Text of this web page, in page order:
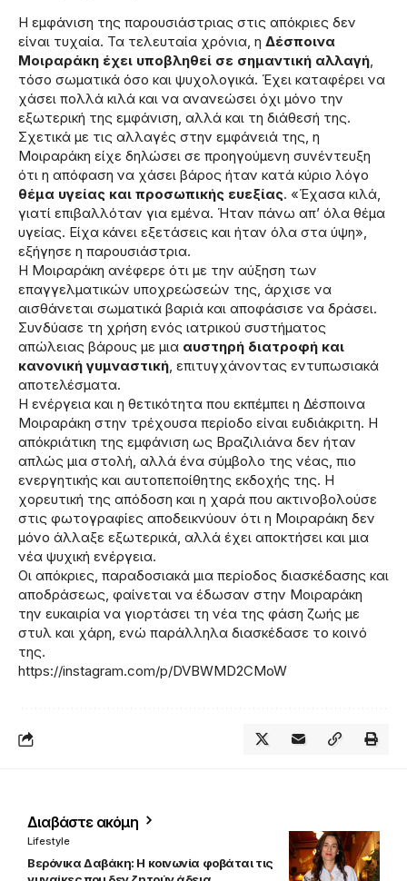
Η εμφάνιση της παρουσιάστριας στις απόκριες δεν
είναι τυχαία. Τα τελευταία χρόνια, η Δέσποινα
Μοιραράκη έχει υποβληθεί σε σημαντική αλλαγή,
τόσο σωματικά όσο και ψυχολογικά. Έχει καταφέρει να
χάσει πολλά κιλά και να ανανεώσει όχι μόνο την
εξωτερική της εμφάνιση, αλλά και τη διάθεσή της.
Σχετικά με τις αλλαγές στην εμφάνειά της, η
Μοιραράκη είχε δηλώσει σε προηγούμενη συνέντευξη
ότι η απόφαση να χάσει βάρος ήταν κατά κύριο λόγο
θέμα υγείας και προσωπικής ευεξίας. «Έχασα κιλά,
γιατί επιβαλλόταν για εμένα. Ήταν πάνω απ’ όλα θέμα
υγείας. Είχα κάνει εξετάσεις και ήταν όλα στα ύψη»,
εξήγησε η παρουσιάστρια.
Η Μοιραράκη ανέφερε ότι με την αύξηση των
επαγγελματικών υποχρεώσεών της, άρχισε να
αισθάνεται σωματικά βαριά και αποφάσισε να δράσει.
Συνδύασε τη χρήση ενός ιατρικού συστήματος
απώλειας βάρους με μια αυστηρή διατροφή και
κανονική γυμναστική, επιτυγχάνοντας εντυπωσιακά
αποτελέσματα.
Η ενέργεια και η θετικότητα που εκπέμπει η Δέσποινα
Μοιραράκη στην τρέχουσα περίοδο είναι ευδιάκριτη. Η
απόκριάτικη της εμφάνιση ως Βραζιλιάνα δεν ήταν
απλώς μια στολή, αλλά ένα σύμβολο της νέας, πιο
ενεργητικής και αυτοπεποίθητης εκδοχής της. Η
χορευτική της απόδοση και η χαρά που ακτινοβολούσε
στις φωτογραφίες αποδεικνύουν ότι η Μοιραράκη δεν
μόνο άλλαξε εξωτερικά, αλλά έχει αποκτήσει και μια
νέα ψυχική ενέργεια.
Οι απόκριες, παραδοσιακά μια περίοδος διασκέδασης και
αποδράσεως, φαίνεται να έδωσαν στην Μοιραράκη
την ευκαιρία να γιορτάσει τη νέα της φάση ζωής με
στυλ και χάρη, ενώ παράλληλα διασκέδασε το κοινό
της.
https://instagram.com/p/DVBWMD2CMoW
Διαβάστε ακόμη
Lifestyle
Βερόνικα Δαβάκη: Η κοινωνία φοβάται τις